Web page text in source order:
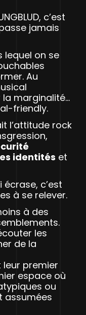
c’est
jamais
lequel on se
Au
marginalité…
friendly.
l’attitude rock
identités et
écrase, c’est
à se relever.
à des
les
de la
leur premier
espace où
ou
assumées